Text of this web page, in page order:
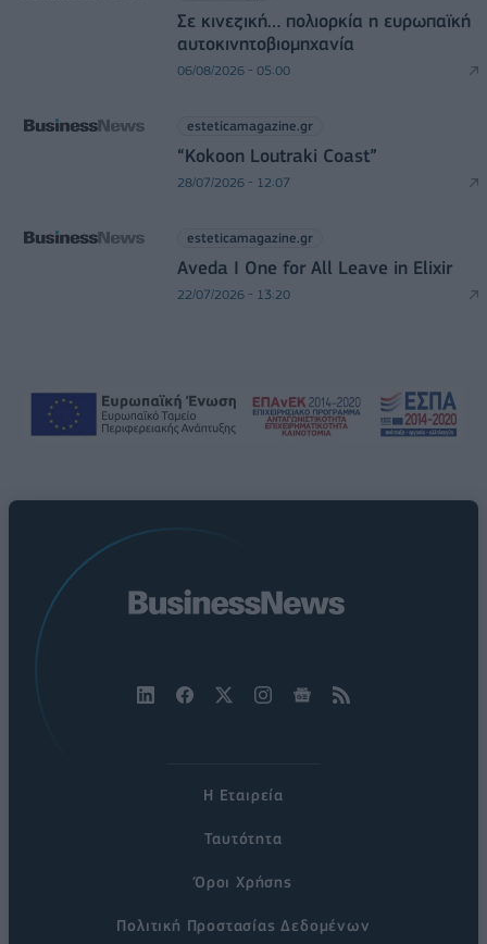
Σε κινεζική… πολιορκία η ευρωπαϊκή
αυτοκινητοβιομηχανία
06/08/2026 - 05:00
esteticamagazine.gr
“Kokoon Loutraki Coast”
28/07/2026 - 12:07
esteticamagazine.gr
Aveda I One for All Leave in Elixir
22/07/2026 - 13:20
Η Εταιρεία
Ταυτότητα
Όροι Χρήσης
Πολιτική Προστασίας Δεδομένων